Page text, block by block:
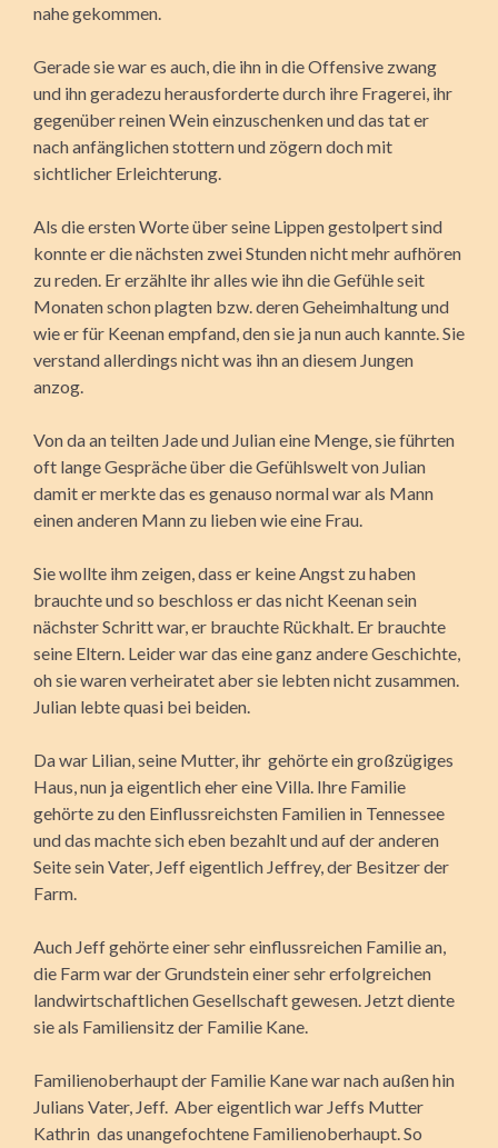
nahe gekommen.
Gerade sie war es auch, die ihn in die Offensive zwang
und ihn geradezu herausforderte durch ihre Fragerei, ihr
gegenüber reinen Wein einzuschenken und das tat er
nach anfänglichen stottern und zögern doch mit
sichtlicher Erleichterung.
Als die ersten Worte über seine Lippen gestolpert sind
konnte er die nächsten zwei Stunden nicht mehr aufhören
zu reden. Er erzählte ihr alles wie ihn die Gefühle seit
Monaten schon plagten bzw. deren Geheimhaltung und
wie er für Keenan empfand, den sie ja nun auch kannte. Sie
verstand allerdings nicht was ihn an diesem Jungen
anzog.
Von da an teilten Jade und Julian eine Menge, sie führten
oft lange Gespräche über die Gefühlswelt von Julian
damit er merkte das es genauso normal war als Mann
einen anderen Mann zu lieben wie eine Frau.
Sie wollte ihm zeigen, dass er keine Angst zu haben
brauchte und so beschloss er das nicht Keenan sein
nächster Schritt war, er brauchte Rückhalt. Er brauchte
seine Eltern. Leider war das eine ganz andere Geschichte,
oh sie waren verheiratet aber sie lebten nicht zusammen.
Julian lebte quasi bei beiden.
Da war Lilian, seine Mutter, ihr gehörte ein großzügiges
Haus, nun ja eigentlich eher eine Villa. Ihre Familie
gehörte zu den Einflussreichsten Familien in Tennessee
und das machte sich eben bezahlt und auf der anderen
Seite sein Vater, Jeff eigentlich Jeffrey, der Besitzer der
Farm.
Auch Jeff gehörte einer sehr einflussreichen Familie an,
die Farm war der Grundstein einer sehr erfolgreichen
landwirtschaftlichen Gesellschaft gewesen. Jetzt diente
sie als Familiensitz der Familie Kane.
Familienoberhaupt der Familie Kane war nach außen hin
Julians Vater, Jeff. Aber eigentlich war Jeffs Mutter
Kathrin das unangefochtene Familienoberhaupt. So